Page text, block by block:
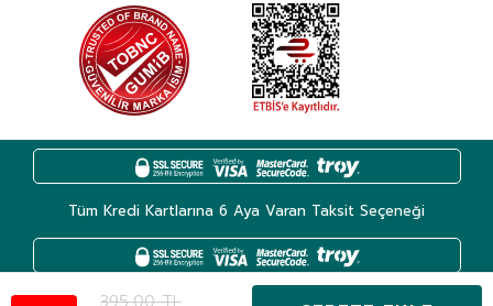
Tüm Kredi Kartlarına 6 Aya Varan Taksit Seçeneği